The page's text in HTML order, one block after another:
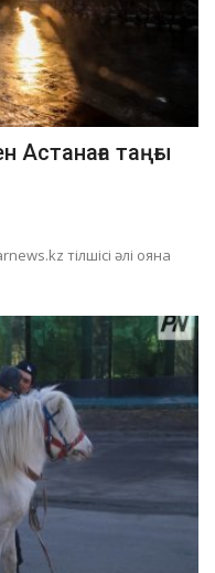
таңғы
тілшісі әлі ояна